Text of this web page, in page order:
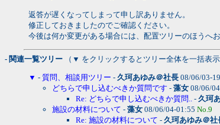
返答が遅くなってしまって申し訳ありません。
修正しておきましたのでご確認ください。
今後は何か変更がある場合には、配置ツリーのほうへお
- 関連一覧ツリー （▼ をクリックするとツリー全体を一括表示
▼ - 質問、相談用ツリー - 久珂あゆみ＠社長 08/06/03-
どちらで申し込むべきか質問です - 藻女 08/06/
Re: どちらで申し込むべきか質問.. - 久珂
施設の材料について - 藻女 08/06/04-01:55 No.9
Re: 施設の材料について - 久珂あゆみ＠社